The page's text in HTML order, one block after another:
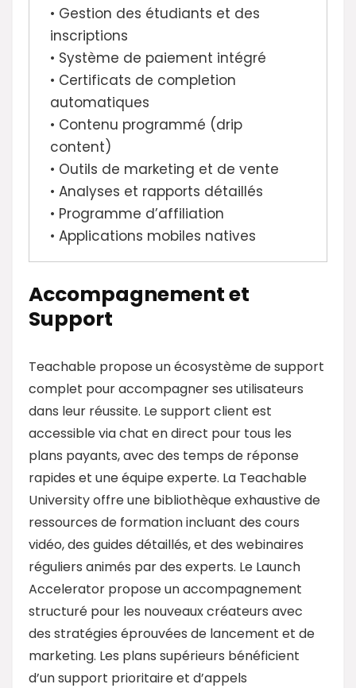
• Gestion des étudiants et des
inscriptions
• Système de paiement intégré
• Certificats de completion
automatiques
• Contenu programmé (drip
content)
• Outils de marketing et de vente
• Analyses et rapports détaillés
• Programme d’affiliation
• Applications mobiles natives
Accompagnement et
Support
Teachable propose un écosystème de support
complet pour accompagner ses utilisateurs
dans leur réussite. Le support client est
accessible via chat en direct pour tous les
plans payants, avec des temps de réponse
rapides et une équipe experte. La Teachable
University offre une bibliothèque exhaustive de
ressources de formation incluant des cours
vidéo, des guides détaillés, et des webinaires
réguliers animés par des experts. Le Launch
Accelerator propose un accompagnement
structuré pour les nouveaux créateurs avec
des stratégies éprouvées de lancement et de
marketing. Les plans supérieurs bénéficient
d’un support prioritaire et d’appels